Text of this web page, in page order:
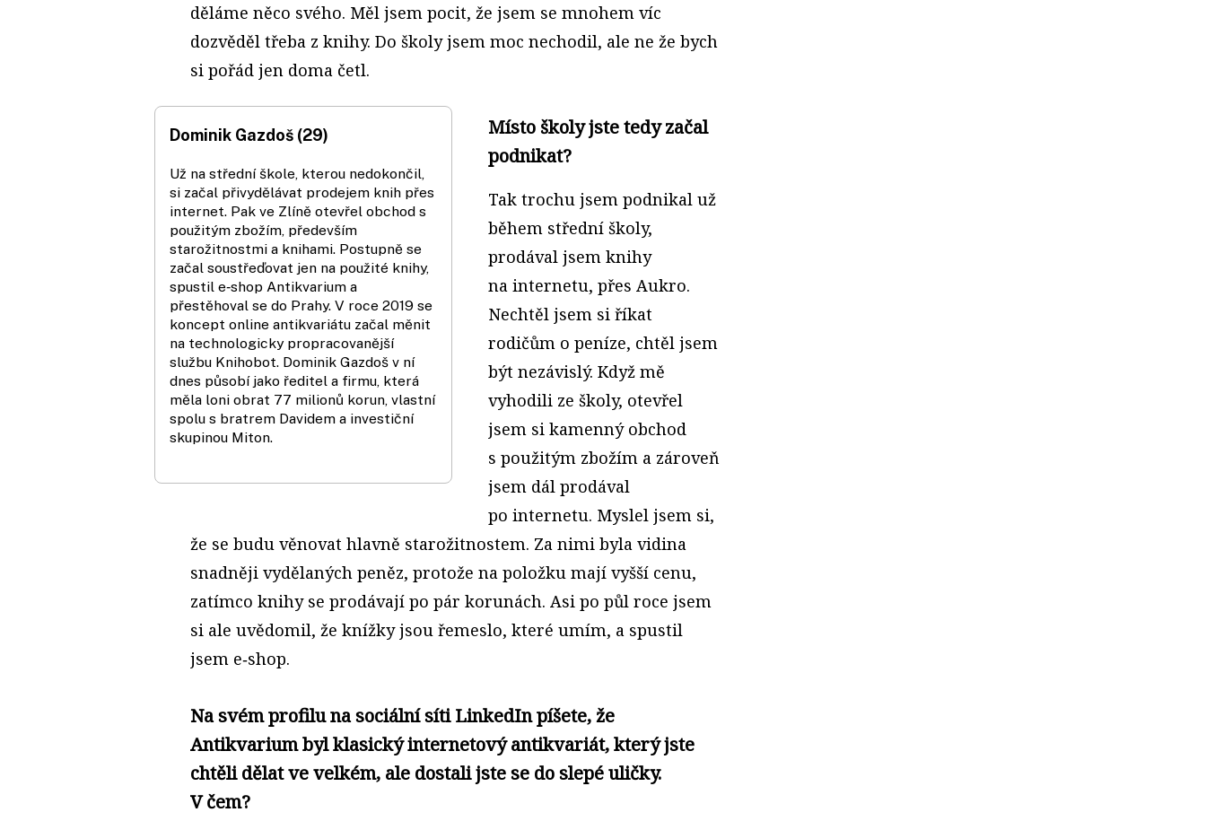
děláme něco svého. Měl jsem pocit, že jsem se mnohem víc
dozvěděl třeba z knihy. Do školy jsem moc nechodil, ale ne že bych
si pořád jen doma četl.
Dominik Gazdoš (29)
Už na střední škole, kterou nedokončil,
si začal přivydělávat prodejem knih přes
internet. Pak ve Zlíně otevřel obchod s
použitým zbožím, především
starožitnostmi a knihami. Postupně se
začal soustřeďovat jen na použité knihy,
spustil e‑shop Antikvarium a
přestěhoval se do Prahy. V roce 2019 se
koncept online antikvariátu začal měnit
na technologicky propracovanější
službu Knihobot. Dominik Gazdoš v ní
dnes působí jako ředitel a firmu, která
měla loni obrat 77 milionů korun, vlastní
spolu s bratrem Davidem a investiční
skupinou Miton.
Místo školy jste tedy začal
podnikat?
Tak trochu jsem podnikal už
během střední školy,
prodával jsem knihy
na internetu, přes Aukro.
Nechtěl jsem si říkat
rodičům o peníze, chtěl jsem
být nezávislý. Když mě
vyhodili ze školy, otevřel
jsem si kamenný obchod
s použitým zbožím a zároveň
jsem dál prodával
po internetu. Myslel jsem si,
že se budu věnovat hlavně starožitnostem. Za nimi byla vidina
snadněji vydělaných peněz, protože na položku mají vyšší cenu,
zatímco knihy se prodávají po pár korunách. Asi po půl roce jsem
si ale uvědomil, že knížky jsou řemeslo, které umím, a spustil
jsem e‑shop.
Na svém profilu na sociální síti LinkedIn píšete, že
Antikvarium byl klasický internetový antikvariát, který jste
chtěli dělat ve velkém, ale dostali jste se do slepé uličky.
V čem?